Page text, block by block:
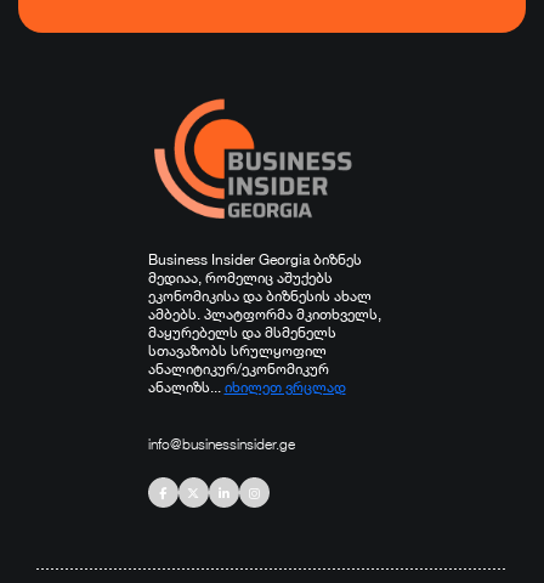
Business Insider Georgia ბიზნეს
მედიაა, რომელიც აშუქებს
ეკონომიკისა და ბიზნესის ახალ
ამბებს. პლატფორმა მკითხველს,
მაყურებელს და მსმენელს
სთავაზობს სრულყოფილ
ანალიტიკურ/ეკონომიკურ
ანალიზს... იხილეთ ვრცლად
info@businessinsider.ge